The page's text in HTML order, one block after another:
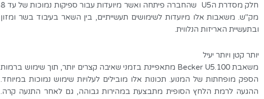
חלק מסדרת הU5 שהחברה פיתחה ואשר מיועדות עבור ספיקות נמוכות של עד 8
מק"ש. משאבות אלו מיועדות לשימושים תעשייתיים, בין השאר בעיבוד בשר ומזון
ובתעשיית האריזות הנלווית.
יותר קטן ויותר יעיל
משאבת Becker U5.100 מתאפיינת בזמני שאיבה קצרים יותר, תוך שימוש ברמות
הספק מופחתות של המנוע. תכונות אלו מובילים לעלויות שימוש נמוכות במיוחד.
ההגעה לרמת הלחץ הסופית מתבצעת במהירות גבוהה, גם לאחר התנעה קרה.